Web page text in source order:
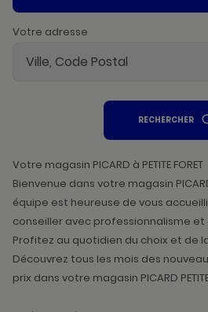
Votre adresse
RECHERCHERUN
Votre magasin PICARD à PETITE FORET
Bienvenue dans votre magasin PICARD
équipe est heureuse de vous
conseiller avec professionnalisme
Profitez au quotidien du choix et de
Découvrez tous les mois des
prix dans votre magasin PICARD PETITE